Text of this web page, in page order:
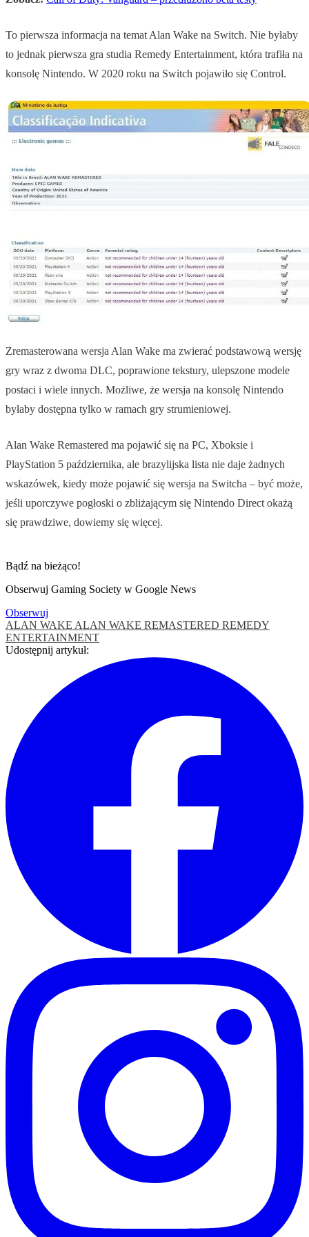
To pierwsza informacja na temat Alan Wake na Switch. Nie byłaby
to jednak pierwsza gra studia Remedy Entertainment, która trafiła na
konsolę Nintendo. W 2020 roku na Switch pojawiło się Control.
Zremasterowana wersja Alan Wake ma zwierać podstawową wersję
gry wraz z dwoma DLC, poprawione tekstury, ulepszone modele
postaci i wiele innych. Możliwe, że wersja na konsolę Nintendo
byłaby dostępna tylko w ramach gry strumieniowej.
Alan Wake Remastered ma pojawić się na PC, Xboksie i
PlayStation 5 października, ale brazylijska lista nie daje żadnych
wskazówek, kiedy może pojawić się wersja na Switcha – być może,
jeśli uporczywe pogłoski o zbliżającym się Nintendo Direct okażą
się prawdziwe, dowiemy się więcej.
Bądź na bieżąco!
Obserwuj Gaming Society w Google News
Obserwuj
ALAN WAKE ALAN WAKE REMASTERED REMEDY
ENTERTAINMENT
Udostępnij artykuł: